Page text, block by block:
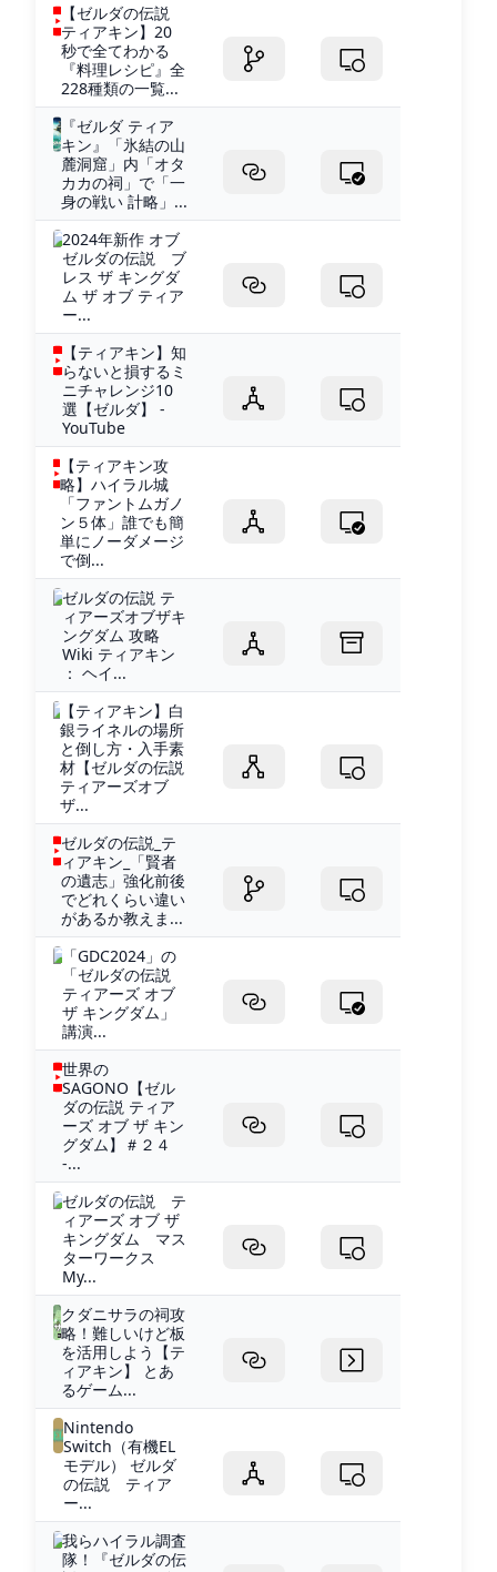
【ゼルダの伝説
ティアキン】20
秒で全てわかる
『料理レシピ』全
228種類の一覧...
『ゼルダ ティア
キン』「氷結の山
麓洞窟」内「オタ
カカの祠」で「一
身の戦い 計略」...
2024年新作 オブ
ゼルダの伝説 ブ
レス ザ キングダ
ム ザ オブ ティア
ー...
【ティアキン】知
らないと損するミ
ニチャレンジ10
選【ゼルダ】 -
YouTube
【ティアキン攻
略】ハイラル城
「ファントムガノ
ン５体」誰でも簡
単にノーダメージ
で倒...
ゼルダの伝説 テ
ィアーズオブザキ
ングダム 攻略
Wiki ティアキン
： ヘイ...
【ティアキン】白
銀ライネルの場所
と倒し方・入手素
材【ゼルダの伝説
ティアーズオブ
ザ...
ゼルダの伝説_テ
ィアキン_「賢者
の遺志」強化前後
でどれくらい違い
があるか教えま...
「GDC2024」の
「ゼルダの伝説
ティアーズ オブ
ザ キングダム」
講演...
世界の
SAGONO【ゼル
ダの伝説 ティア
ーズ オブ ザ キン
グダム】＃２４
-...
ゼルダの伝説 テ
ィアーズ オブ ザ
キングダム マス
ターワークス
My...
クダニサラの祠攻
略！難しいけど板
を活用しよう【テ
ィアキン】 とあ
るゲーム...
Nintendo
Switch（有機EL
モデル） ゼルダ
の伝説 ティア
ー...
我らハイラル調査
隊！『ゼルダの伝